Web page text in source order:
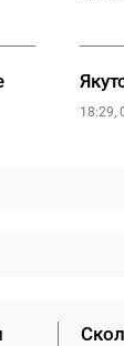
18:29,